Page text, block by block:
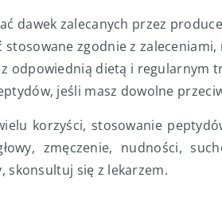
dawek zalecanych przez
zgodnie z
z odpowiednią dietą i regularnym
jeśli masz dowolne
korzyści, stosowanie
zmęczenie, nudności,
skonsultuj się z lekarzem.